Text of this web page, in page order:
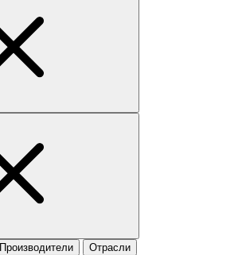
Производители Отрасли